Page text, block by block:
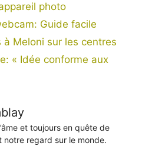
photo
Guide facile
à Meloni sur les centres
« Idée conforme aux
et toujours en quête de
notre regard sur le monde.